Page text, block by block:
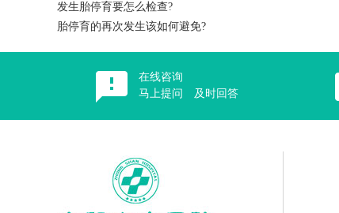
发生胎停育要怎么检查?
胎停育的再次发生该如何避免?
在线咨询
马上提问 及时回答